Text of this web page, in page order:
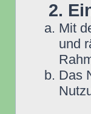
2.
Mit
und
Das